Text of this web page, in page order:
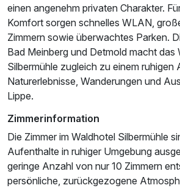
Ausstattung
Für 6 Tage
einen angenehm privaten Charakter.
Komfort sorgen schnelles WLAN,
Zimmern sowie überwachtes Parken.
Bad Meinberg und Detmold macht das
Silbermühle zugleich zu einem ruhigen
Naturerlebnisse, Wanderungen und
Lippe.
Zimmerinformation
Die Zimmer im Waldhotel Silbermühle
Aufenthalte in ruhiger Umgebung
geringe Anzahl von nur 10 Zimmern
persönliche, zurückgezogene